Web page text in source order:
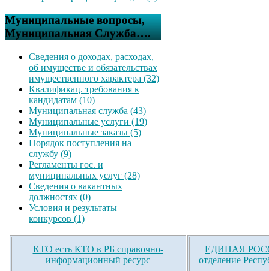
Муниципальные вопросы,
Муниципальная Служба….
Сведения о доходах, расходах,
об имуществе и обязательствах
имущественного характера (32)
Квалификац. требования к
кандидатам (10)
Муниципальная служба (43)
Муниципальные услуги (19)
Муниципальные заказы (5)
Порядок поступления на
службу (9)
Регламенты гос. и
муниципальных услуг (28)
Сведения о вакантных
должностях (0)
Условия и результаты
конкурсов (1)
КТО есть КТО в РБ справочно-
информационный ресурс
ЕДИНАЯ
отделение